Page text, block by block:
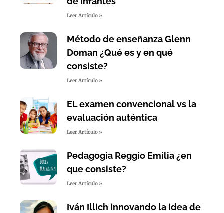
Leer Artículo »
Método de enseñanza Glenn
Doman ¿Qué es y en qué
consiste?
Leer Artículo »
EL examen convencional vs la
evaluación auténtica
Leer Artículo »
Pedagogía Reggio Emilia ¿en
que consiste?
Leer Artículo »
Iván Illich innovando la idea de